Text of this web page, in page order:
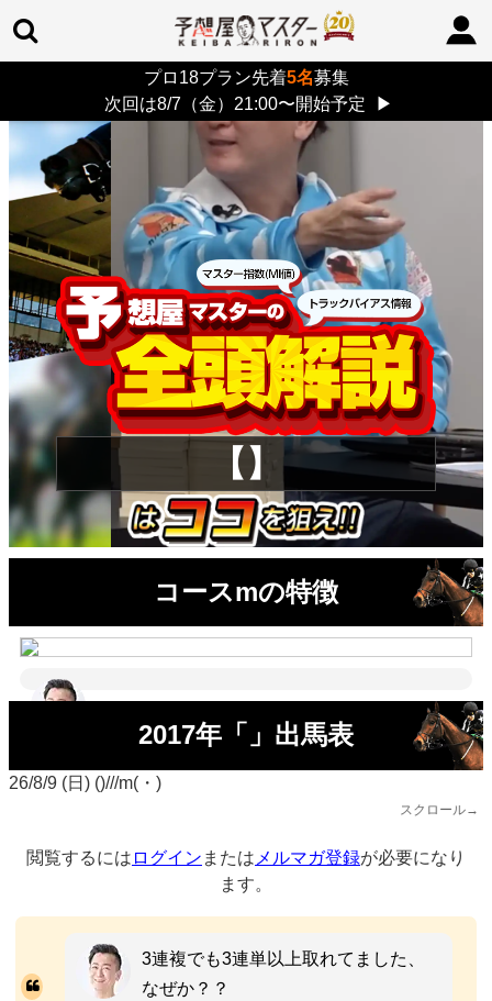
プロ18プラン先着5名募集
次回は8/7（金）21:00〜開始予定
▶
> 26/8/9 (日)
【】
コースmの特徴
2017年「」出馬表
26/8/9 (日) ()///m(・)
スクロール→
閲覧するには ログイン または メルマガ登録が必要になり
ます。
3連複でも3連単以上取れてました、
なぜか？？